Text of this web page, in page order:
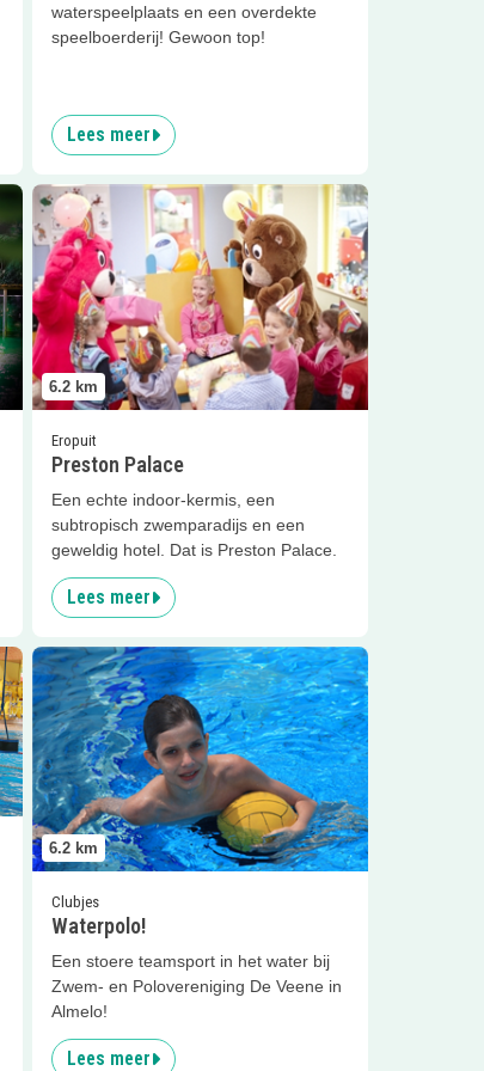
waterspeelplaats en een overdekte
speelboerderij! Gewoon top!
Lees meer
6.2 km
Eropuit
Preston Palace
Een echte indoor-kermis, een
subtropisch zwemparadijs en een
geweldig hotel. Dat is Preston Palace.
Lees meer
Lees meer Preston Palace
6.2 km
Clubjes
Waterpolo!
Een stoere teamsport in het water bij
Zwem- en Polovereniging De Veene in
Almelo!
Lees meer
Lees meer Waterpolo!